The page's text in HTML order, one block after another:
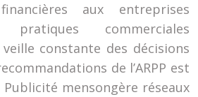
aux entreprises
commerciales
constante des décisions
de l’ARPP est
mensongère réseaux